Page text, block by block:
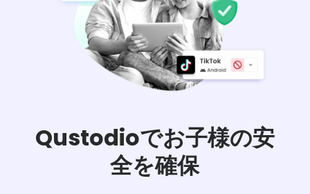
Qustodioでお子様の安
全を確保